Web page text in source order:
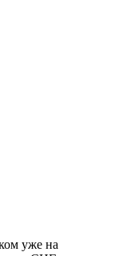
уже на